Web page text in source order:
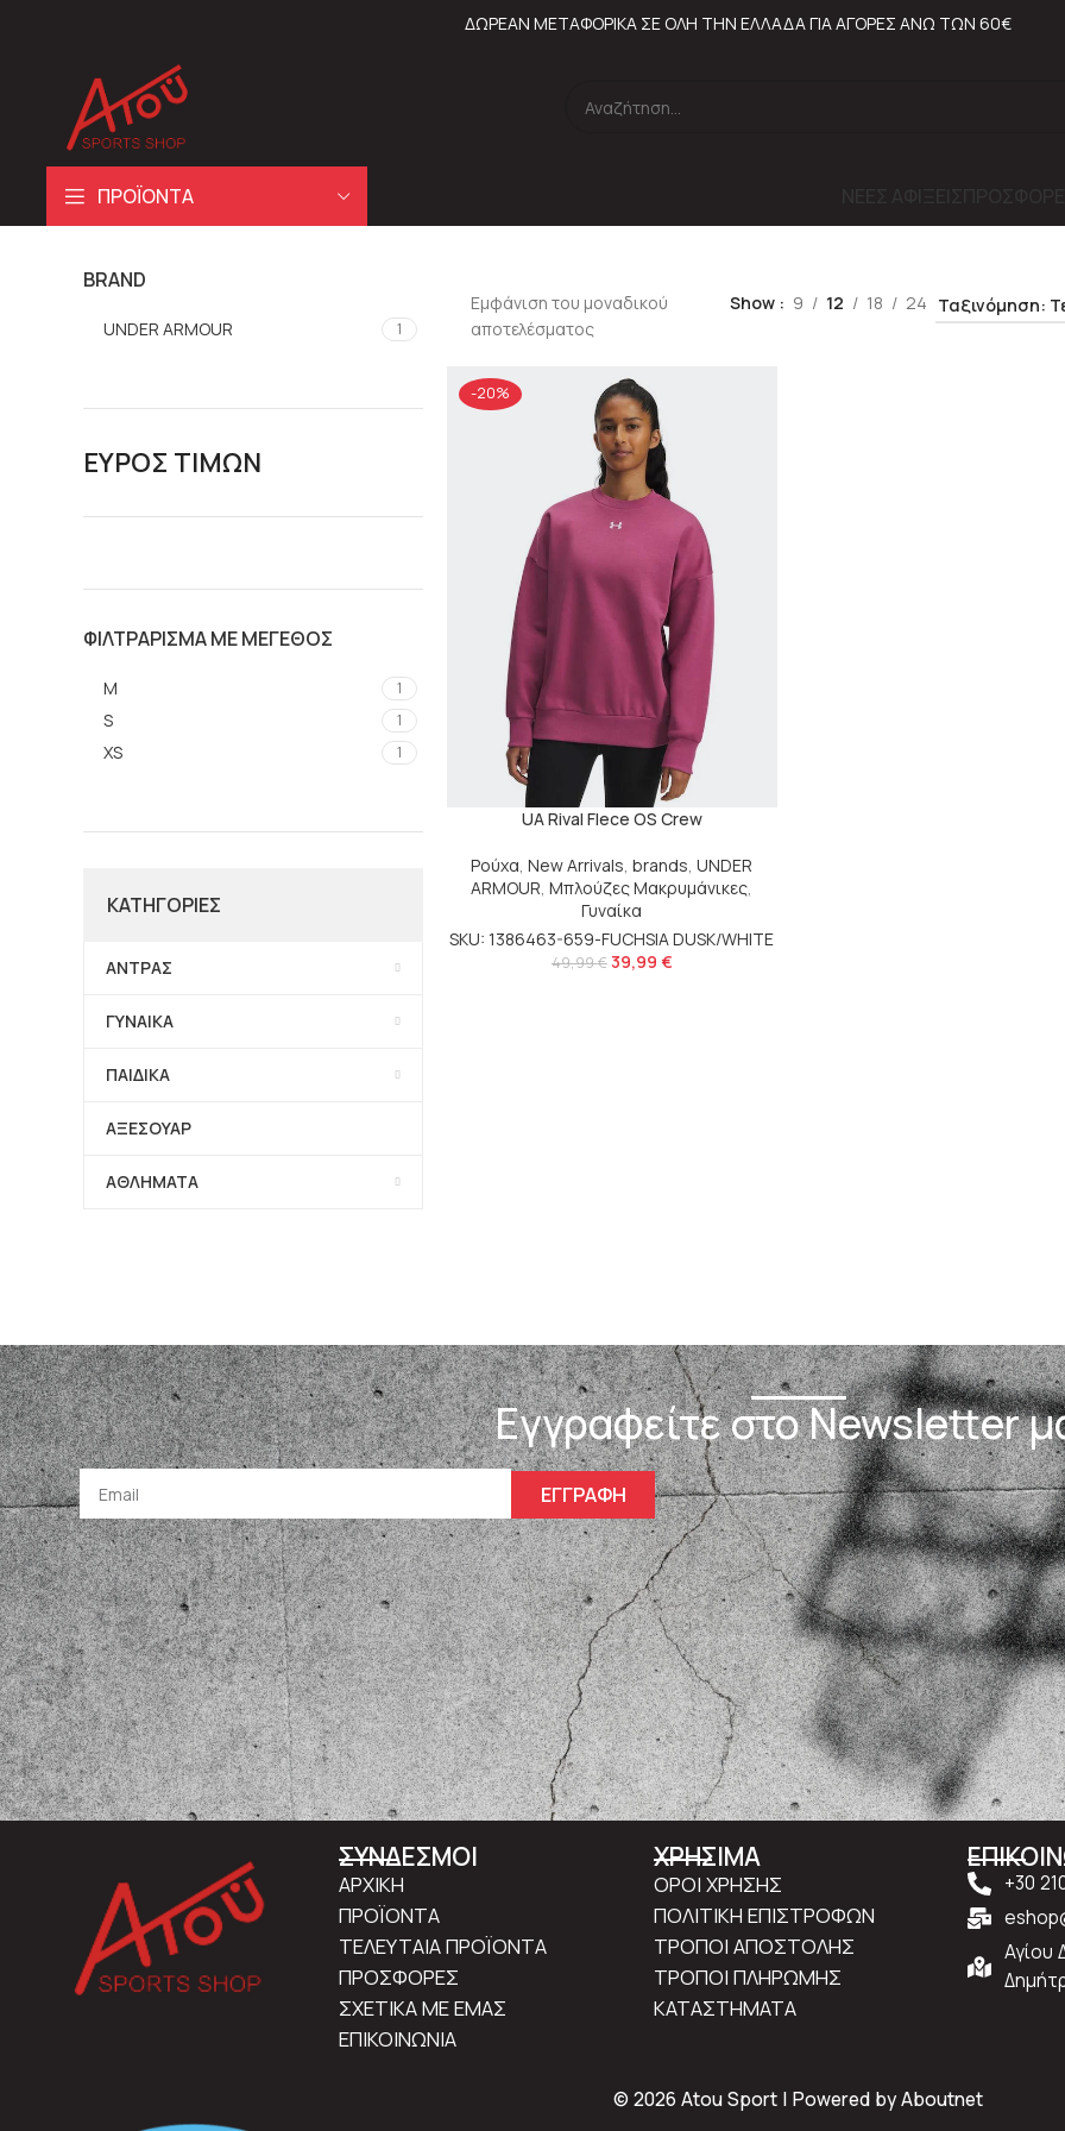
ΔΩΡΕΑΝ ΜΕΤΑΦΟΡΙΚΑ ΣΕ ΟΛΗ ΤΗΝ ΕΛΛΑΔΑ ΓΙΑ ΑΓΟΡΕΣ ΑΝΩ ΤΩΝ 60€
ΠΡΟΪΟΝΤΑ
BRAND
UNDER ARMOUR 1
ΕΥΡΟΣ ΤΙΜΩΝ
ΦΙΛΤΡΑΡΙΣΜΑ ΜΕ ΜΕΓΕΘΟΣ
M 1
S 1
XS 1
ΚΑΤΗΓΟΡΙΕΣ
ΑΝΤΡΑΣ
ΓΥΝΑΙΚΑ
ΠΑΙΔΙΚΑ
ΑΞΕΣΟΥΑΡ
ΑΘΛΗΜΑΤΑ
Εμφάνιση του μοναδικού
αποτελέσματος
Show 9 12 18 24
UA Rival Flece OS Crew
Ρούχα ,New Arrivals ,brands ,UNDER
ARMOUR ,Μπλούζες Μακρυμάνικες
Γυναίκα
SKU: 1386463-659-FUCHSIA DUSK/WHITE
49,99€39,99 €
-20%
Εγγραφείτε στο Newsletter
ΕΓΓΡΑΦΗ
ΣΥΝΔΕΣΜΟΙ
ΑΡΧΙΚΗ
ΠΡΟΪΟΝΤΑ
ΤΕΛΕΥΤΑΙΑ ΠΡΟΪΟΝΤΑ
ΠΡΟΣΦΟΡΕΣ
ΣΧΕΤΙΚΑ ΜΕ ΕΜΑΣ
ΕΠΙΚΟΙΝΩΝΙΑ
ΧΡΗΣΙΜΑ
ΟΡΟΙ ΧΡΗΣΗΣ
ΠΟΛΙΤΙΚΗ ΕΠΙΣΤΡΟΦΩΝ
ΤΡΟΠΟΙ ΑΠΟΣΤΟΛΗΣ
ΤΡΟΠΟΙ ΠΛΗΡΩΜΗΣ
ΚΑΤΑΣΤΗΜΑΤΑ
+30
Αγίου
© 2026 Atou Sport | Powered byAboutnet